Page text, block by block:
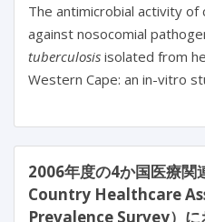
The antimicrobial activity
against nosocomial
tuberculosis isolated from
Western Cape: an in-vitro
2006年度の4か国医療
Country Healthcare
Prevalence Survey）に